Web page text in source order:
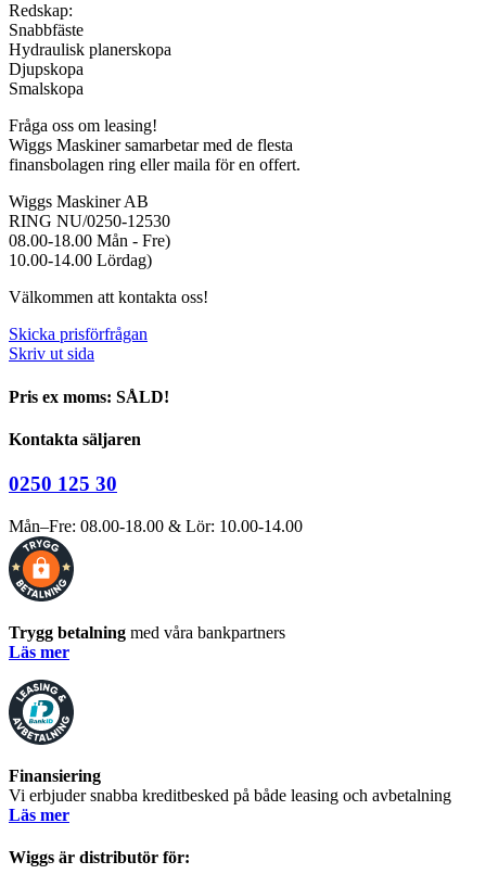
Redskap:
Snabbfäste
Hydraulisk planerskopa
Djupskopa
Smalskopa
Fråga oss om leasing!
Wiggs Maskiner samarbetar med de flesta
finansbolagen ring eller maila för en offert.
Wiggs Maskiner AB
RING NU/0250-12530
08.00-18.00 Mån - Fre)
10.00-14.00 Lördag)
Välkommen att kontakta oss!
Skicka prisförfrågan
Skriv ut sida
Pris ex moms: SÅLD!
Kontakta säljaren
0250 125 30
Mån–Fre: 08.00-18.00 & Lör: 10.00-14.00
Trygg betalning med våra bankpartners
Läs mer
Finansiering
Vi erbjuder snabba kreditbesked på både leasing och avbetalning
Läs mer
Wiggs är distributör för: